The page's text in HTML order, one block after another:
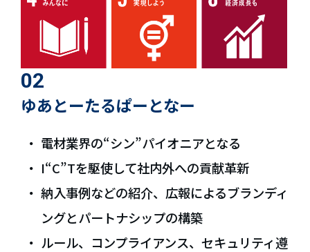
02
ゆあとーたるぱーとなー
電材業界の“シン”パイオニアとなる
I“C”Tを駆使して社内外への貢献革新
納入事例などの紹介、広報によるブランディ
ングとパートナシップの構築
ルール、コンプライアンス、セキュリティ遵